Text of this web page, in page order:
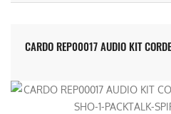
CARDO REP00017 AUDIO KIT